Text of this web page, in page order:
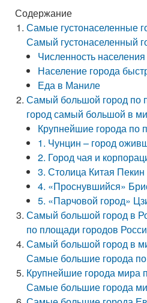
Содержание
Самые густонаселенные
Самый густонаселенный
Численность
Население города
Еда в Маниле
Самый большой город по
город самый большой в
Крупнейшие города по
1. Чунцин – город
2. Город чая и
3. Столица Китая Пекин
4. «Проснувшийся»
5. «Парчовой город»
Самый большой город в
по площади городов
Самый большой город в
Самые большие города
Крупнейшие города мира
Самые большие города